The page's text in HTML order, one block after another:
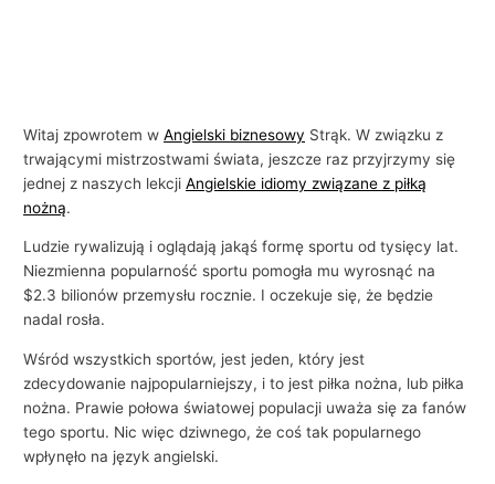
Witaj zpowrotem wAngielski biznesowy Strąk. W związku z
trwającymi mistrzostwami świata, jeszcze raz przyjrzymy się
jednej z naszych lekcjiAngielskie idiomy związane z piłką
nożną.
Ludzie rywalizują i oglądają jakąś formę sportu od tysięcy lat.
Niezmienna popularność sportu pomogła mu wyrosnąć na
$2.3 bilionów przemysłu rocznie. I oczekuje się, że będzie
nadal rosła.
Wśród wszystkich sportów, jest jeden, który jest
zdecydowanie najpopularniejszy, i to jest piłka nożna, lub piłka
nożna. Prawie połowa światowej populacji uważa się za fanów
tego sportu. Nic więc dziwnego, że coś tak popularnego
wpłynęło na język angielski.